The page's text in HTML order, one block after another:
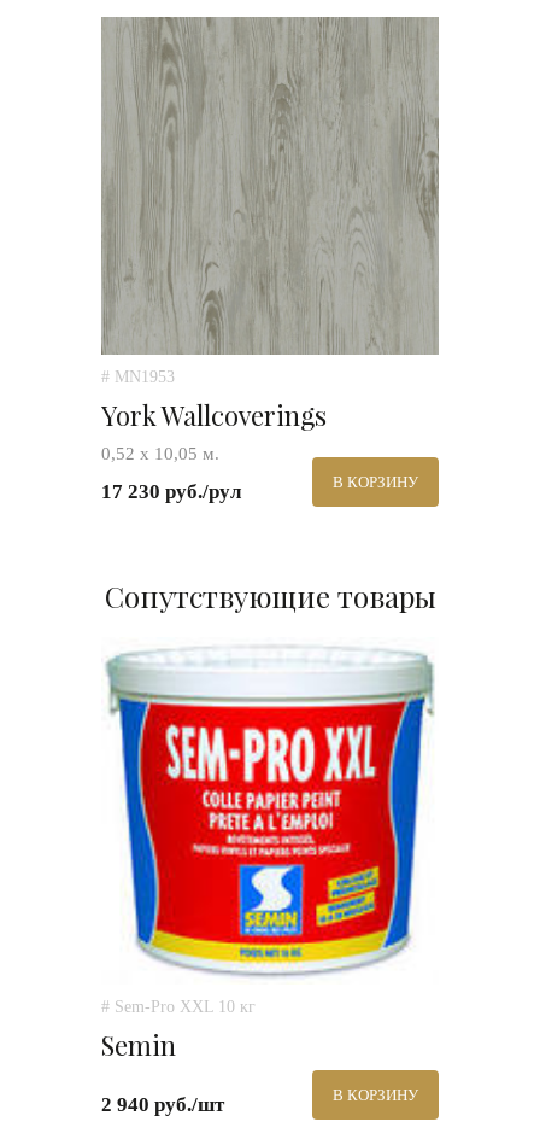
# MN1953
York Wallcoverings
0,52 х 10,05 м.
17 230 руб./рул В КОРЗИНУ
Сопутствующие товары
# Sem-Pro XXL 10 кг
Semin
2 940 руб./шт В КОРЗИНУ